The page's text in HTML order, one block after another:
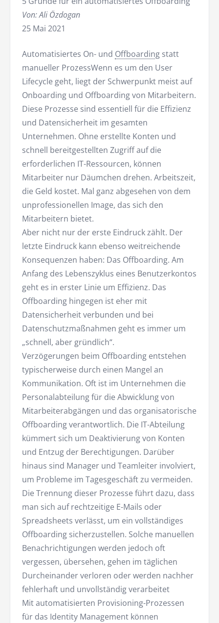
Von: Ali Özdogan
25 Mai 2021
Automatisiertes On- und Offboarding statt
manueller ProzessWenn es um den User
Lifecycle geht, liegt der Schwerpunkt meist auf
Onboarding und Offboarding von Mitarbeitern.
Diese Prozesse sind essentiell für die Effizienz
und Datensicherheit im gesamten
Unternehmen. Ohne erstellte Konten und
schnell bereitgestellten Zugriff auf die
erforderlichen IT-Ressourcen, können
Mitarbeiter nur Däumchen drehen. Arbeitszeit,
die Geld kostet. Mal ganz abgesehen von dem
unprofessionellen Image, das sich den
Mitarbeitern bietet.
Aber nicht nur der erste Eindruck zählt. Der
letzte Eindruck kann ebenso weitreichende
Konsequenzen haben: Das Offboarding. Am
Anfang des Lebenszyklus eines Benutzerkontos
geht es in erster Linie um Effizienz. Das
Offboarding hingegen ist eher mit
Datensicherheit verbunden und bei
Datenschutzmaßnahmen geht es immer um
„schnell, aber gründlich“.
Verzögerungen beim Offboarding entstehen
typischerweise durch einen Mangel an
Kommunikation. Oft ist im Unternehmen die
Personalabteilung für die Abwicklung von
Mitarbeiterabgängen und das organisatorische
Offboarding verantwortlich. Die IT-Abteilung
kümmert sich um Deaktivierung von Konten
und Entzug der Berechtigungen. Darüber
hinaus sind Manager und Teamleiter involviert,
um Probleme im Tagesgeschäft zu vermeiden.
Die Trennung dieser Prozesse führt dazu, dass
man sich auf rechtzeitige E-Mails oder
Spreadsheets verlässt, um ein vollständiges
Offboarding sicherzustellen. Solche manuellen
Benachrichtigungen werden jedoch oft
vergessen, übersehen, gehen im täglichen
Durcheinander verloren oder werden nachher
fehlerhaft und unvollständig verarbeitet
Mit automatisierten Provisioning-Prozessen
für das Identity Management können